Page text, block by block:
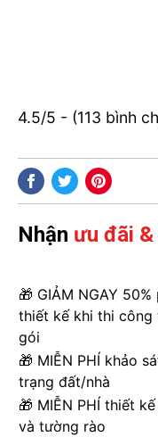
4.5/5 - (113 bình
Nhận ưu đãi
🎁 GIẢM NGAY 50%
thiết kế khi thi công
gói
🎁 MIỄN PHÍ khảo
trạng đất/nhà
🎁 MIỄN PHÍ thiết
và tường rào